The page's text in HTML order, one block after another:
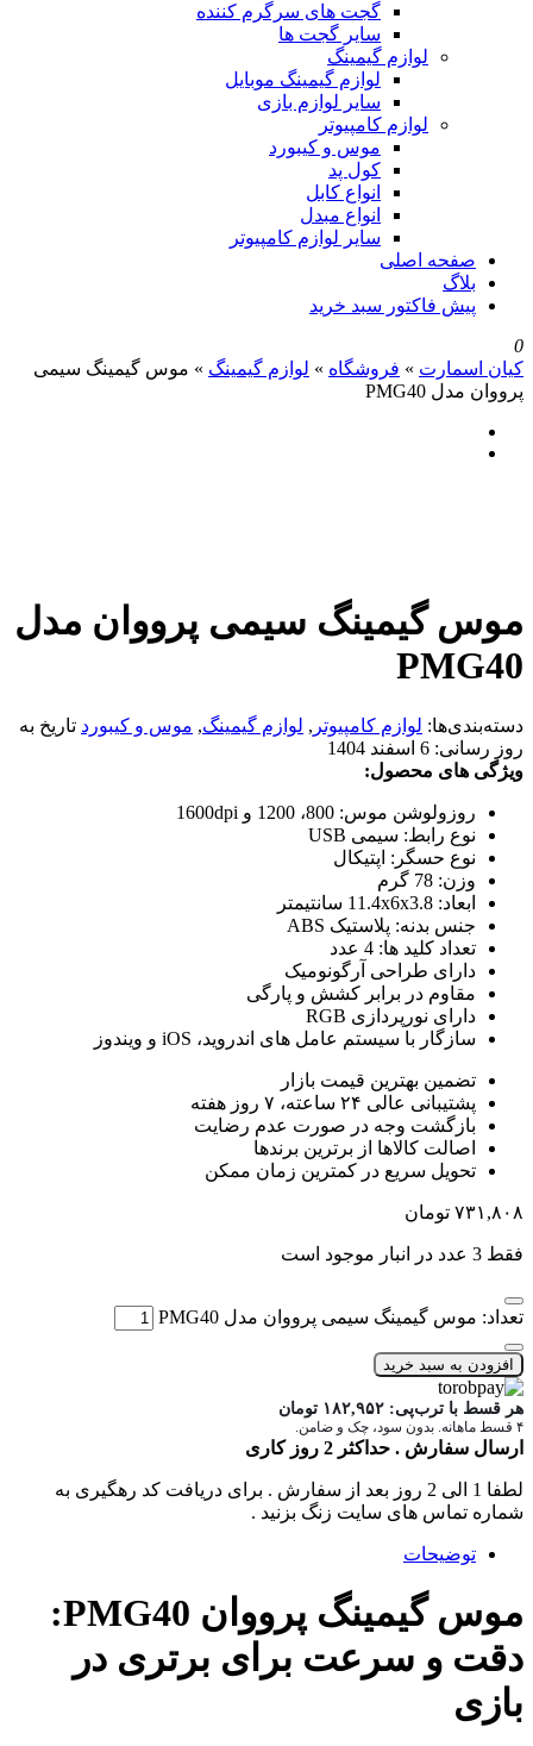
گجت های سرگرم کننده
سایر گجت ها
لوازم گیمینگ
لوازم گیمینگ موبایل
سایر لوازم بازی
لوازم کامپیوتر
موس و کیبورد
کول پد
انواع کابل
انواع مبدل
سایر لوازم کامپیوتر
صفحه اصلی
بلاگ
پیش فاکتور سبد خرید
0
کیان اسمارت » فروشگاه » لوازم گیمینگ » موس گیمینگ سیمی
پرووان مدل PMG40
موس گیمینگ سیمی پرووان مدل
PMG40
دسته‌بندی‌ها: لوازم کامپیوتر , لوازم گیمینگ, موس و کیبورد تاریخ به
روز رسانی: 6 اسفند 1404
ویژگی های محصول:
روزولوشن موس: 800، 1200 و 1600dpi
نوع رابط: سیمی USB
نوع حسگر: اپتیکال
وزن: 78 گرم
ابعاد: 11.4x6x3.8 سانتیمتر
جنس بدنه: پلاستیک ABS
تعداد کلید ها: 4 عدد
دارای طراحی آرگونومیک
مقاوم در برابر کشش و پارگی
دارای نورپردازی RGB
سازگار با سیستم عامل های اندروید، iOS و ویندوز
تضمین بهترین قیمت بازار
پشتیبانی عالی ۲۴ ساعته، ۷ روز هفته
بازگشت وجه در صورت عدم رضایت
اصالت کالاها از برترین برندها
تحویل سریع در کمترین زمان ممکن
۷۳۱,۸۰۸ تومان
فقط 3 عدد در انبار موجود است
تعداد: موس گیمینگ سیمی پرووان مدل PMG40
افزودن به سبد خرید
هر قسط با ترب‌پی: ۱۸۲,۹۵۲ تومان
۴ قسط ماهانه. بدون سود، چک و ضامن.
ارسال سفارش . حداکثر 2 روز کاری
لطفا 1 الی 2 روز بعد از سفارش . برای دریافت کد رهگیری به
شماره تماس های سایت زنگ بزنید .
توضیحات
موس گیمینگ پرووان PMG40:
دقت و سرعت برای برتری در
بازی